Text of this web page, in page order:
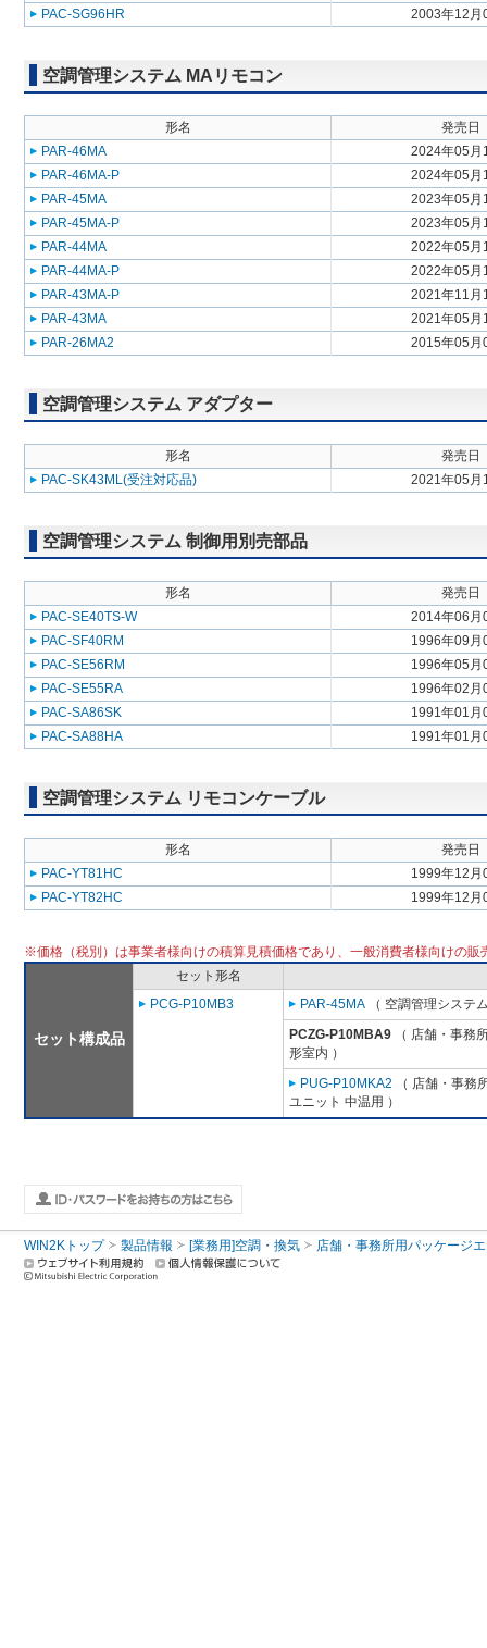
PAC-SG96HR
2003年12月
空調管理システム MAリモコン
形名
発売日
PAR-46MA
2024年05月
PAR-46MA-P
2024年05月
PAR-45MA
2023年05月
PAR-45MA-P
2023年05月
PAR-44MA
2022年05月
PAR-44MA-P
2022年05月
PAR-43MA-P
2021年11月
PAR-43MA
2021年05月
PAR-26MA2
2015年05月
空調管理システム アダプター
形名
発売日
PAC-SK43ML(受注対応品)
2021年05月
空調管理システム 制御用別売部品
形名
発売日
PAC-SE40TS-W
2014年06月
PAC-SF40RM
1996年09月
PAC-SE56RM
1996年05月
PAC-SE55RA
1996年02月
PAC-SA86SK
1991年01月
PAC-SA88HA
1991年01月
空調管理システム リモコンケーブル
形名
発売日
PAC-YT81HC
1999年12月
PAC-YT82HC
1999年12月
※価格（税別）は事業者様向けの積算見積価格であり、一般消費者様向けの販
セット構成品
セット形名
PCG-P10MB3
PAR-45MA （ 空調管理システ
PCZG-P10MBA9 （ 店舗・事務
形室内 ）
PUG-P10MKA2 （ 店舗・事務
ユニット 中温用 ）
WIN2Kトップ 製品情報 [業務用]空調・換気 店舗・事務所用パッケージ